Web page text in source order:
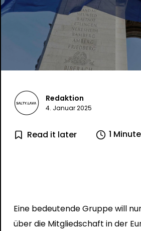
Redaktion
4. Januar 2025
Read it later 1
Eine bedeutende Gruppe will
über die Mitgliedschaft in der